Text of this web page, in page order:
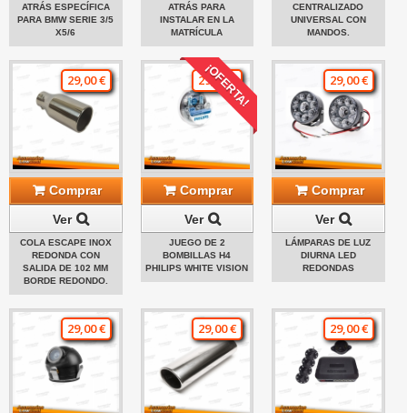
ATRÁS ESPECÍFICA
PARA BMW SERIE 3/5
X5/6
ATRÁS PARA
INSTALAR EN LA
MATRÍCULA
CENTRALIZADO
UNIVERSAL CON
MANDOS.
29,00 €
Comprar
Ver
COLA ESCAPE INOX
REDONDA CON
SALIDA DE 102 MM
BORDE REDONDO.
¡OFERTA!
29,00 €
Comprar
Ver
JUEGO DE 2
BOMBILLAS H4
PHILIPS WHITE VISION
29,00 €
Comprar
Ver
LÁMPARAS DE LUZ
DIURNA LED
REDONDAS
29,00 € 29,00 € 29,00 €